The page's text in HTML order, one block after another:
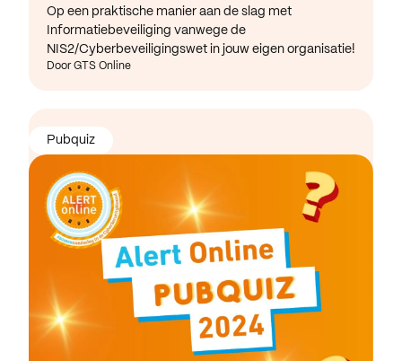
Op een praktische manier aan de slag met
Informatiebeveiliging vanwege de
NIS2/Cyberbeveiligingswet in jouw eigen organisatie!
Door GTS Online
Pubquiz